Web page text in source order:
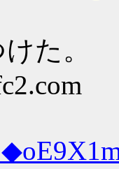
た。